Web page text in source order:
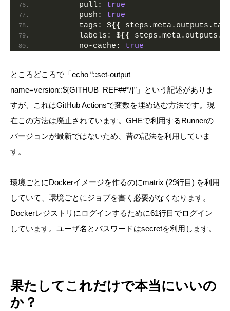
pull:
true
push:
true
tags:
${{
labels:
${{
no-cache:
true
ところどころで「echo “::set-output
name=version::${GITHUB_REF##*/}”」という記述がありま
すが、これはGitHub Actionsで変数を埋め込む方法です。現
在この方法は廃止されています。GHEで利用するRunnerの
バージョンが最新ではないため、昔の記法を利用していま
す。
環境ごとにDockerイメージを作るのにmatrix (29行目) を利用
していて、環境ごとにジョブを書く必要がなくなります。
Dockerレジストリにログインするために61行目でログイン
しています。ユーザ名とパスワードはsecretを利用します。
果たしてこれだけで本当にいいの
か？